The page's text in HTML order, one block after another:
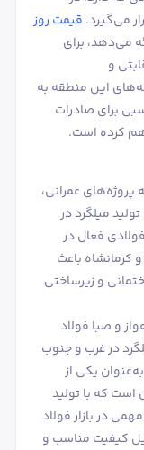
می‌گیرد. قیمت روز
می‌دهد، برای
و
این منطقه به
برای صادرات
کرده است.
عمرانی،
میلگرد در
فعال در
کرمانشاه باعث
و زیرساختی
و صبا فولاد
در غرب و جنوب
یکی از
است که با تولید
در بازار فولاد
کیفیت مناسب و